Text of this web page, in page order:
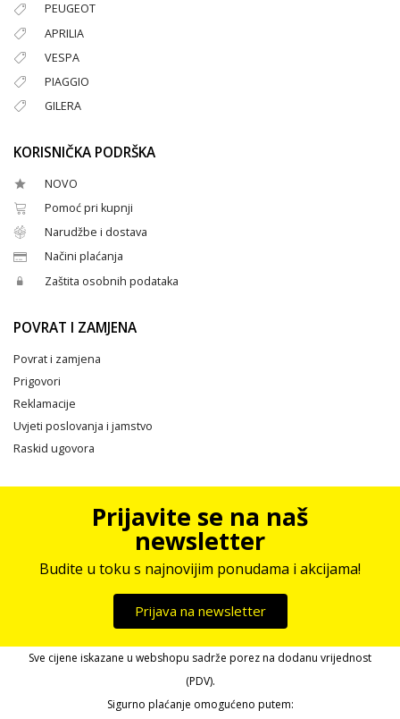
PEUGEOT
APRILIA
VESPA
PIAGGIO
GILERA
KORISNIČKA PODRŠKA
NOVO
Pomoć pri kupnji
Narudžbe i dostava
Načini plaćanja
Zaštita osobnih podataka
POVRAT I ZAMJENA
Povrat i zamjena
Prigovori
Reklamacije
Uvjeti poslovanja i jamstvo
Raskid ugovora
Prijavite se na naš
newsletter
Budite u toku s najnovijim ponudama i akcijama!
Prijava na newsletter
Sve cijene iskazane u webshopu sadrže porez na dodanu vrijednost
(PDV).
Sigurno plaćanje omogućeno putem: